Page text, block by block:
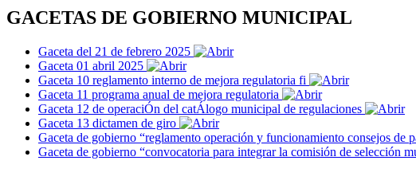
GACETAS DE GOBIERNO MUNICIPAL
Gaceta del 21 de febrero 2025
Gaceta 01 abril 2025
Gaceta 10 reglamento interno de mejora regulatoria fi
Gaceta 11 programa anual de mejora regulatoria
Gaceta 12 de operaciÓn del catÁlogo municipal de regulaciones
Gaceta 13 dictamen de giro
Gaceta de gobierno “reglamento operación y funcionamiento consejos de
Gaceta de gobierno “convocatoria para integrar la comisión de selección